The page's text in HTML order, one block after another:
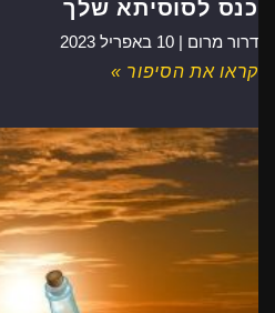
כנס לסוסיתא שלך
דרור מרום | 10 באפריל 2023
קראו את הסיפור »